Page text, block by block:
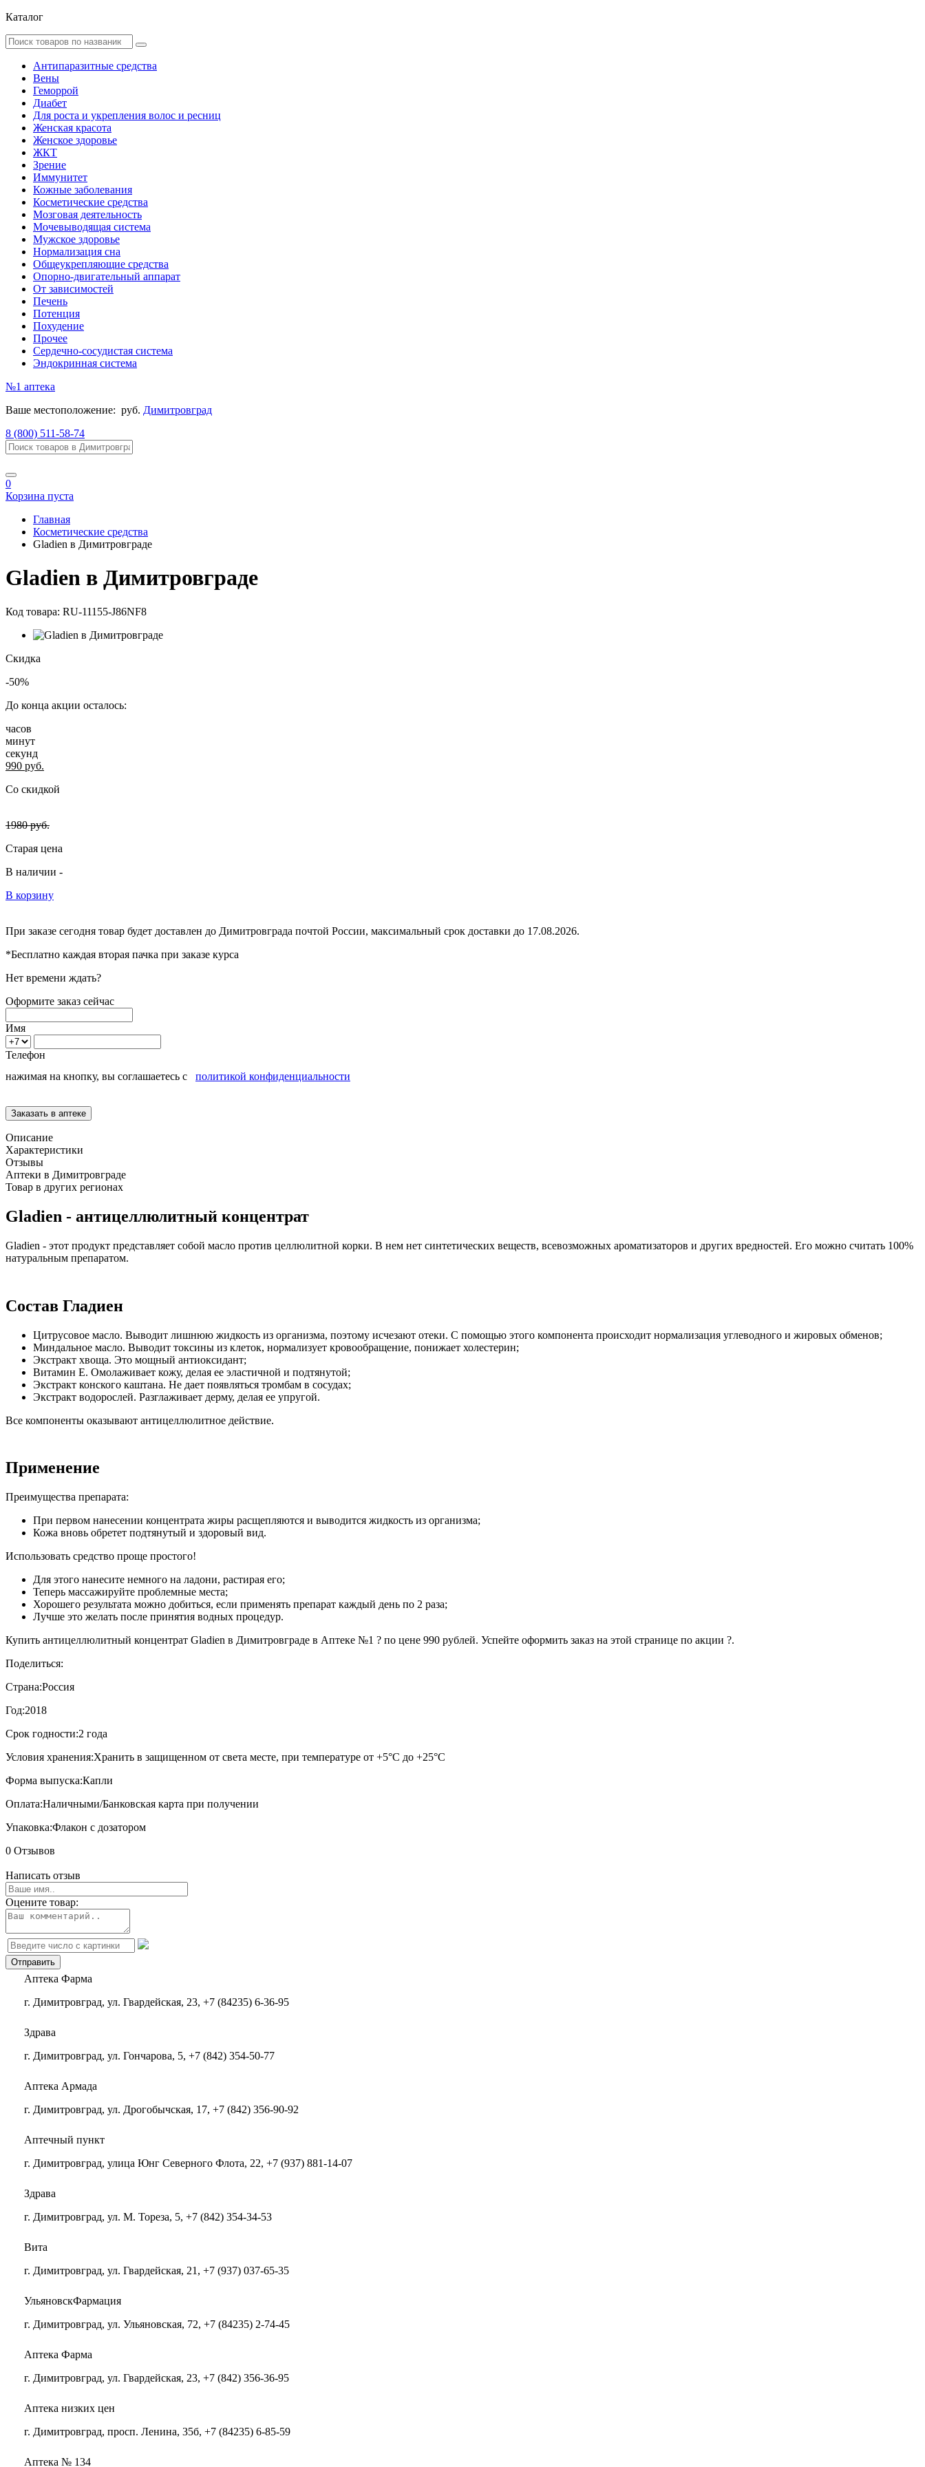
Каталог
Антипаразитные средства
Вены
Геморрой
Диабет
Для роста и укрепления волос и ресниц
Женская красота
Женское здоровье
ЖКТ
Зрение
Иммунитет
Кожные заболевания
Косметические средства
Мозговая деятельность
Мочевыводящая система
Мужское здоровье
Нормализация сна
Общеукрепляющие средства
Опорно-двигательный аппарат
От зависимостей
Печень
Потенция
Похудение
Прочее
Сердечно-сосудистая система
Эндокринная система
№1 аптека
Ваше местоположение: руб. Димитровград
8 (800) 511-58-74
0
Корзина пуста
Главная
Косметические средства
Gladien в Димитровграде
Gladien в Димитровграде
Код товара: RU-11155-J86NF8
Скидка
-50%
До конца акции осталось:
часов
минут
секунд
990 руб.
Со скидкой
1980руб.
Старая цена
В наличии -
В корзину
При заказе сегодня товар будет доставлен до Димитровграда почтой России, максимальный срок доставки до 17.08.2026.
*Бесплатно каждая вторая пачка при заказе курса
Нет времени ждать?
Оформите заказ сейчас
Имя
Телефон
нажимая на кнопку, вы соглашаетесь с политикой конфиденциальности
Описание
Характеристики
Отзывы
Аптеки в Димитровграде
Товар в других регионах
Gladien - антицеллюлитный концентрат
Gladien - этот продукт представляет собой масло против целлюлитной корки. В нем нет синтетических веществ, всевозможных ароматизаторов и других вредностей. Его можно считать 100%
натуральным препаратом.
Состав Гладиен
Цитрусовое масло. Выводит лишнюю жидкость из организма, поэтому исчезают отеки. С помощью этого компонента происходит нормализация углеводного и жировых обменов;
Миндальное масло. Выводит токсины из клеток, нормализует кровообращение, понижает холестерин;
Экстракт хвоща. Это мощный антиоксидант;
Витамин Е. Омолаживает кожу, делая ее эластичной и подтянутой;
Экстракт конского каштана. Не дает появляться тромбам в сосудах;
Экстракт водорослей. Разглаживает дерму, делая ее упругой.
Все компоненты оказывают антицеллюлитное действие.
Применение
Преимущества препарата:
При первом нанесении концентрата жиры расщепляются и выводится жидкость из организма;
Кожа вновь обретет подтянутый и здоровый вид.
Использовать средство проще простого!
Для этого нанесите немного на ладони, растирая его;
Теперь массажируйте проблемные места;
Хорошего результата можно добиться, если применять препарат каждый день по 2 раза;
Лучше это желать после принятия водных процедур.
Купить антицеллюлитный концентрат Gladien в Димитровграде в Аптеке №1 ? по цене 990 рублей. Успейте оформить заказ на этой странице по акции ?.
Поделиться:
Страна:Россия
Год:2018
Срок годности:2 года
Условия хранения:Хранить в защищенном от света месте, при температуре от +5°С до +25°С
Форма выпуска:Капли
Оплата:Наличными/Банковская карта при получении
Упаковка:Флакон с дозатором
0 Отзывов
Написать отзыв
Оцените товар:
Аптека Фарма
г. Димитровград, ул. Гвардейская, 23, +7 (84235) 6-36-95
Здрава
г. Димитровград, ул. Гончарова, 5, +7 (842) 354-50-77
Аптека Армада
г. Димитровград, ул. Дрогобычская, 17, +7 (842) 356-90-92
Аптечный пункт
г. Димитровград, улица Юнг Северного Флота, 22, +7 (937) 881-14-07
Здрава
г. Димитровград, ул. М. Тореза, 5, +7 (842) 354-34-53
Вита
г. Димитровград, ул. Гвардейская, 21, +7 (937) 037-65-35
УльяновскФармация
г. Димитровград, ул. Ульяновская, 72, +7 (84235) 2-74-45
Аптека Фарма
г. Димитровград, ул. Гвардейская, 23, +7 (842) 356-36-95
Аптека низких цен
г. Димитровград, просп. Ленина, 35б, +7 (84235) 6-85-59
Аптека № 134